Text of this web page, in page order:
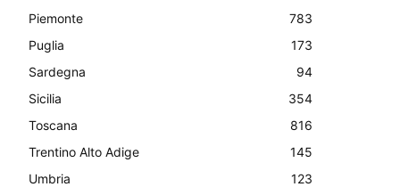
Piemonte
783
Puglia
173
Sardegna
94
Sicilia
354
Toscana
816
Trentino Alto Adige
145
Umbria
123